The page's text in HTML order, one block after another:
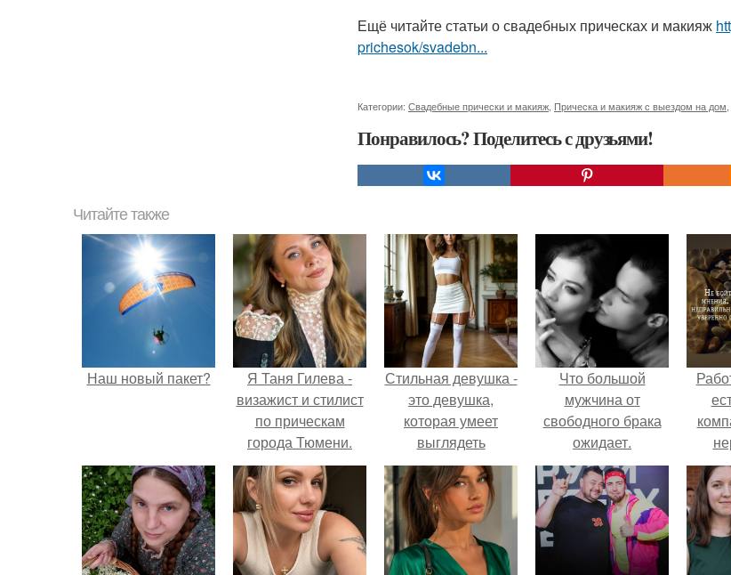
Ещё читайте статьи о свадебных прическах и макияж
prichesok/svadebn...
Категории: Свадебные прически и макияж Прическа и макияж с выездом на дом
Понравилось? Поделитесь с друзьями!
Читайте также
Наш новый пакет?
Я Таня Гилева -
визажист и стилист
по прическам
города Тюмени.
Стильная девушка -
это девушка,
которая умеет
выглядеть
привлекательно и
элегантно в любои
ситуации.
Что большой
мужчина от
свободного брака
ожидает.